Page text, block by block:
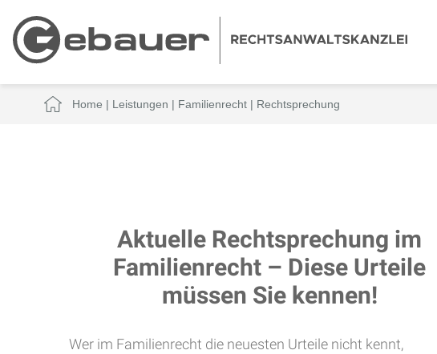
Home | Leistungen | Familienrecht| Rechtsprechung
Aktuelle Rechtsprechung im
Familienrecht – Diese Urteile
müssen Sie kennen!
Wer im Familienrecht die neuesten Urteile nicht kennt,